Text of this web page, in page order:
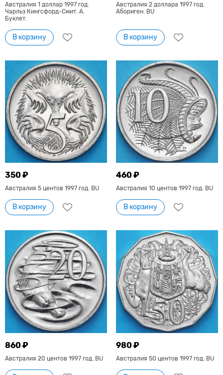
Австралия 1 доллар 1997 год.
Чарльз Кингсфорд-Смит. А.
Буклет.
В корзину
Австралия 2 доллара 1997 год.
Абориген. BU
В корзину
350 ₽
Австралия 5 центов 1997 год. BU
В корзину
460 ₽
Австралия 10 центов 1997 год. BU
В корзину
860 ₽
Австралия 20 центов 1997 год. BU
980 ₽
Австралия 50 центов 1997 год. BU